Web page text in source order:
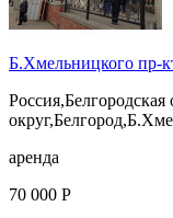
Б.Хмельницкого пр-
Россия,Белгородская
аренда
70 000 Р